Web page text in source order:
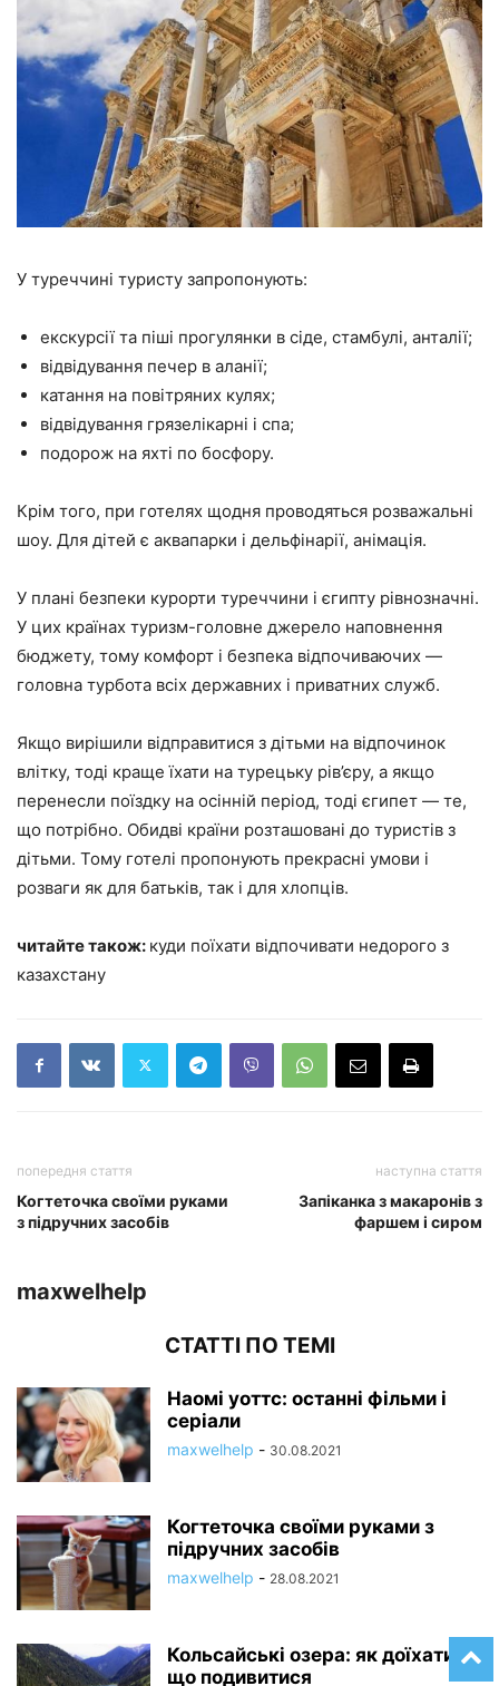
У туреччині туристу запропонують:
екскурсії та піші прогулянки в сіде, стамбулі, анталії;
відвідування печер в аланії;
катання на повітряних кулях;
відвідування грязелікарні і спа;
подорож на яхті по босфору.
Крім того, при готелях щодня проводяться розважальні
шоу. Для дітей є аквапарки і дельфінарії, анімація.
У плані безпеки курорти туреччини і єгипту рівнозначні.
У цих країнах туризм-головне джерело наповнення
бюджету, тому комфорт і безпека відпочиваючих —
головна турбота всіх державних і приватних служб.
Якщо вирішили відправитися з дітьми на відпочинок
влітку, тоді краще їхати на турецьку рів’єру, а якщо
перенесли поїздку на осінній період, тоді єгипет — те,
що потрібно. Обидві країни розташовані до туристів з
дітьми. Тому готелі пропонують прекрасні умови і
розваги як для батьків, так і для хлопців.
читайте також: куди поїхати відпочивати недорого з
казахстану
попередня стаття
Когтеточка своїми руками
з підручних засобів
наступна стаття
Запіканка з макаронів з
фаршем і сиром
maxwelhelp
СТАТТІ ПО ТЕМІ
Наомі уоттс: останні фільми і
серіали
maxwelhelp - 30.08.2021
Когтеточка своїми руками з
підручних засобів
maxwelhelp - 28.08.2021
Кольсайські озера: як доїхати і
що подивитися